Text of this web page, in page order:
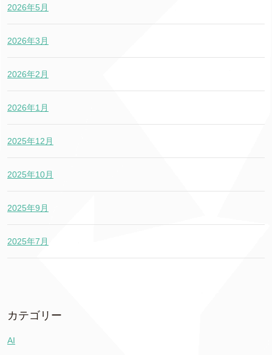
2026年5月
2026年3月
2026年2月
2026年1月
2025年12月
2025年10月
2025年9月
2025年7月
カテゴリー
AI